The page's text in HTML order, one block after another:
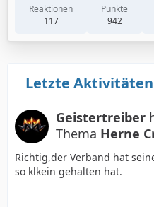
Reaktionen
117
Punkte
942
Letzte Aktivitäten
Geistertreiber
Thema Herne
Richtig,der Verband hat
so klkein gehalten hat.